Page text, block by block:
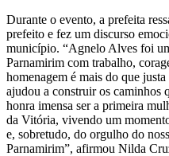
Durante o evento, a prefeita
prefeito e fez um discurso
município. “Agnelo Alves foi
Parnamirim com trabalho,
homenagem é mais do que
ajudou a construir os caminhos
honra imensa ser a primeira
da Vitória, vivendo um
e, sobretudo, do orgulho do
Parnamirim”, afirmou Nilda